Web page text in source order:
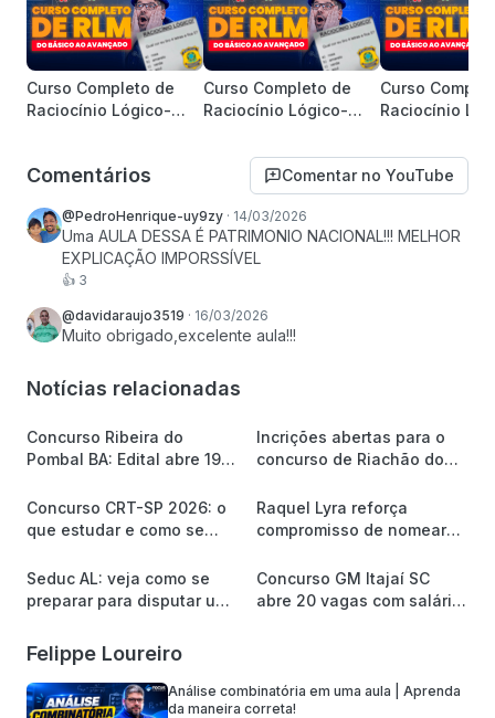
Curso Completo de
Raciocínio Lógico-
Públicos
Curso Completo de
Raciocínio Lógico-
para Concursos
Públicos
Curso
Raciocínio
para
Públicos
Comentários Comentar no YouTube
@PedroHenrique-uy9zy · 14/03/2026
Uma AULA DESSA É PATRIMONIO NACIONAL!!! MELHOR
EXPLICAÇÃO IMPORSSÍVEL
👍 3
@davidaraujo3519 · 16/03/2026
Muito obrigado,excelente aula!!!
Notícias relacionadas
Concurso Ribeira do
Pombal BA: Edital abre 19
Incrições abertas para o
concurso de Riachão do
Concurso CRT-SP 2026: o
que estudar e como se
Quadrix?
Raquel Lyra reforça
compromisso de nomear
Seduc AL: veja como se
preparar para disputar uma
Concurso GM Itajaí SC
abre 20 vagas com salário
Felippe Loureiro
Análise combinatória em uma aula | Aprenda
da maneira correta!